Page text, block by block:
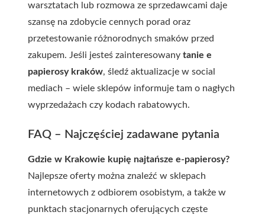
warsztatach lub rozmowa ze sprzedawcami daje
szansę na zdobycie cennych porad oraz
przetestowanie różnorodnych smaków przed
zakupem. Jeśli jesteś zainteresowany tanie e
papierosy kraków, śledź aktualizacje w social
mediach – wiele sklepów informuje tam o nagłych
wyprzedażach czy kodach rabatowych.
FAQ – Najczęściej zadawane pytania
Gdzie w Krakowie kupię najtańsze e-papierosy?
Najlepsze oferty można znaleźć w sklepach
internetowych z odbiorem osobistym, a także w
punktach stacjonarnych oferujących częste